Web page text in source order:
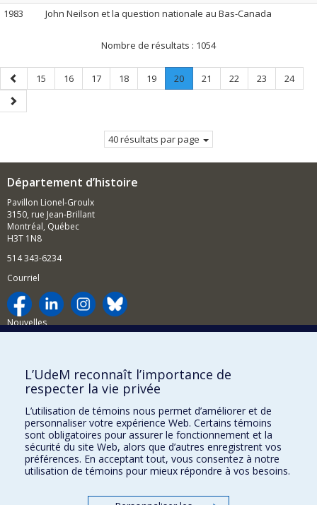
1983
John Neilson et la question nationale au Bas-Canada
Nombre de résultats : 1054
Page
précédente
Page
15 Page
16 Page
17 Page
18 Page
19 Page
20.
Page
Page
21 Page
22 Page
23 Page
24
Page
suivante
40 résultats par page
Département d’histoire
Pavillon Lionel-Groulx
3150, rue Jean-Brillant
Montréal, Québec
H3T 1N8
514 343-6234
Courriel
Nouvelles
Comment soutenir le Département?
BESOIN D'AIDE?
Plan du site
Signaler une erreur
Accessibilité
FACULTÉ DES ARTS ET DES SCIENCES
L’UdeM reconnaît l’importance de
respecter la vie privée
L’utilisation de témoins nous permet d’améliorer et de
personnaliser votre expérience Web. Certains témoins
sont obligatoires pour assurer le fonctionnement et la
sécurité du site Web, alors que d’autres enregistrent vos
préférences. En acceptant tout, vous consentez à notre
utilisation de témoins pour mieux répondre à vos besoins.